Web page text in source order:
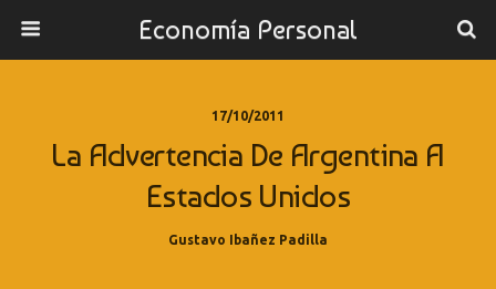
Economía Personal
17/10/2011
La Advertencia De Argentina A
Estados Unidos
Gustavo Ibañez Padilla